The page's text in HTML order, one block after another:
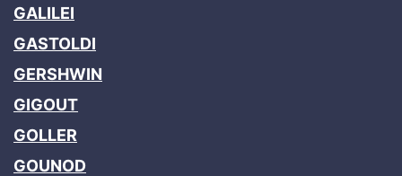
GALILEI
GASTOLDI
GERSHWIN
GIGOUT
GOLLER
GOUNOD